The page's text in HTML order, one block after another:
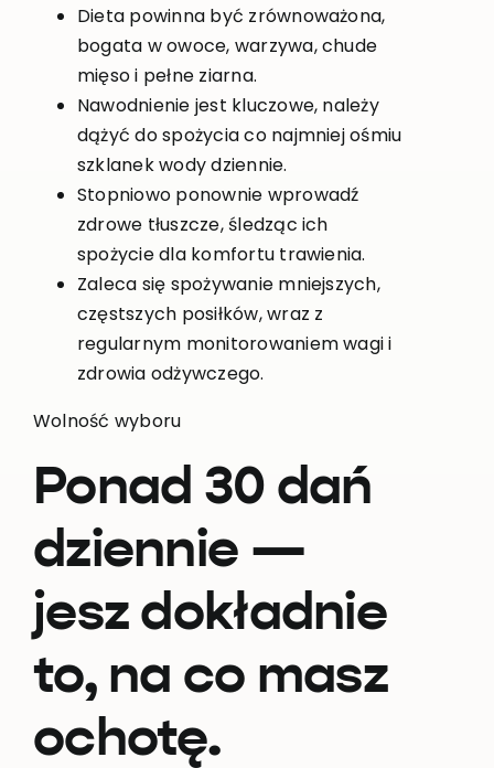
Dieta powinna być zrównoważona,
bogata w owoce, warzywa, chude
mięso i pełne ziarna.
Nawodnienie jest kluczowe, należy
dążyć do spożycia co najmniej ośmiu
szklanek wody dziennie.
Stopniowo ponownie wprowadź
zdrowe tłuszcze, śledząc ich
spożycie dla komfortu trawienia.
Zaleca się spożywanie mniejszych,
częstszych posiłków, wraz z
regularnym monitorowaniem wagi i
zdrowia odżywczego.
Wolność wyboru
Ponad 30 dań
dziennie —
jesz dokładnie
to, na co masz
ochotę.